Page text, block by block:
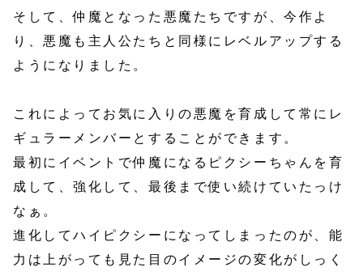
そして、仲魔となった悪魔たちですが、今作よ
り、悪魔も主人公たちと同様にレベルアップする
ようになりました。
これによってお気に入りの悪魔を育成して常にレ
ギュラーメンバーとすることができます。
最初にイベントで仲魔になるピクシーちゃんを育
成して、強化して、最後まで使い続けていたっけ
なぁ。
進化してハイピクシーになってしまったのが、能
力は上がっても見た目のイメージの変化がしっく